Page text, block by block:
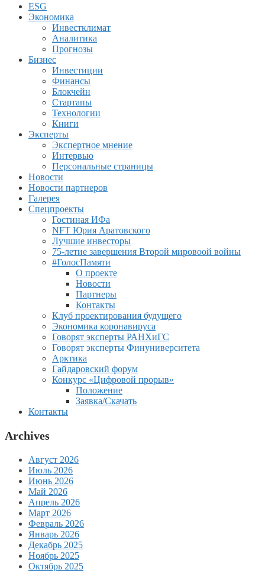
ESG
Экономика
Инвестклимат
Аналитика
Прогнозы
Бизнес
Инвестиции
Финансы
Блокчейн
Стартапы
Технологии
Книги
Эксперты
Экспертное мнение
Интервью
Персональные страницы
Новости
Новости партнеров
Галерея
Спецпроекты
Гостиная ИФа
NFT Юрия Аратовского
Лучшие инвесторы
75-летие завершения Второй мировоой войны
#ГолосПамяти
О проекте
Новости
Партнеры
Контакты
Клуб проектирования будущего
Экономика коронавируса
Говорят эксперты РАНХиГС
Говорят эксперты Финуниверситета
Арктика
Гайдаровский форум
Конкурс «Цифровой прорыв»
Положение
Заявка/Скачать
Контакты
Archives
Август 2026
Июль 2026
Июнь 2026
Май 2026
Апрель 2026
Март 2026
Февраль 2026
Январь 2026
Декабрь 2025
Ноябрь 2025
Октябрь 2025